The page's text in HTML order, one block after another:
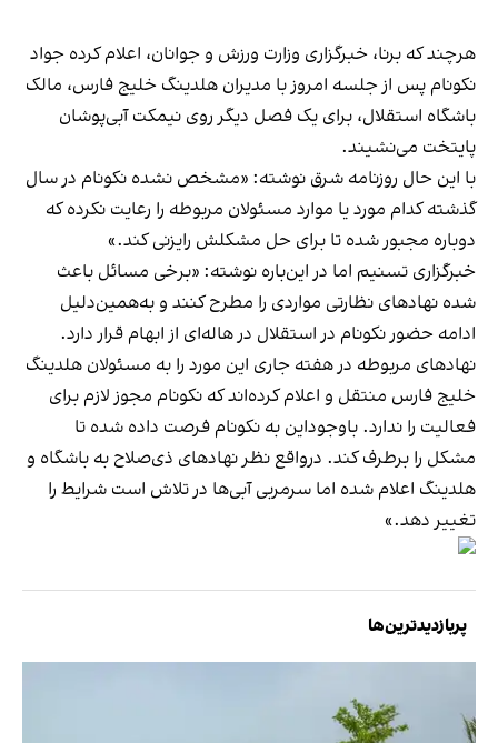
هرچند که برنا، خبرگزاری وزارت ورزش و جوانان، اعلام کرده جواد
نکونام پس از جلسه امروز با مدیران هلدینگ خلیج فارس، مالک
باشگاه استقلال، برای یک فصل دیگر روی نیمکت آبی‌پوشان
پایتخت می‌نشیند.
با این حال روزنامه شرق نوشته: «مشخص نشده نکونام در سال
گذشته کدام مورد یا موارد مسئولان مربوطه را رعایت نکرده که
دوباره مجبور شده تا برای حل مشکلش رایزنی کند.»
خبرگزاری تسنیم اما در این‌باره نوشته: «برخی مسائل باعث
شده نهادهای نظارتی مواردی را مطرح کنند و به‌همین‌دلیل
ادامه حضور نکونام در استقلال در هاله‌ای از ابهام قرار دارد.
نهادهای مربوطه در هفته‌ جاری این مورد را به مسئولان هلدینگ
خلیج فارس منتقل و اعلام کرده‌اند که نکونام مجوز لازم برای
فعالیت را ندارد. باوجوداین به نکونام فرصت داده شده تا
مشکل را برطرف کند. درواقع نظر نهادهای ذی‌صلاح به باشگاه و
هلدینگ اعلام شده اما سرمربی آبی‌ها در تلاش است شرایط را
تغییر دهد.»
پربازدیدترین‌ها